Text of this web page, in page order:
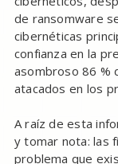
de ransomware
cibernéticas
confianza en la
asombroso 86 %
atacados en los
A raíz de esta
y tomar nota: las
problema que